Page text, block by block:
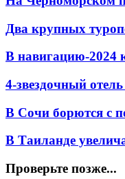
Два крупных
В навигацию-2024
4-звездочный
В Сочи борются с
В Таиланде
Проверьте позже...